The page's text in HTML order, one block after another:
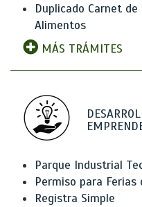
Duplicado Carnet
Alimentos
MÁS TRÁMITES
Parque Industrial
Permiso para Ferias
Registra Simple